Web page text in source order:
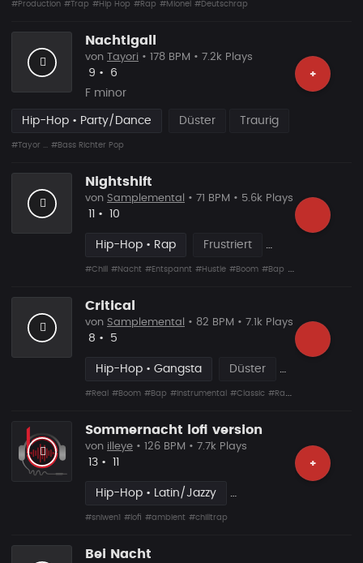
#Production #Trap #Hip Hop #Rap #Mionel #Deutschrap
Nachtigall
+
von Tayori • 178 BPM • 7.2k Plays
Likes
9 • Vorgeschlagen
6
F minor
Hip-Hop • Party/Dance Düster Traurig
#Tayor ... #Bass Richter Pop
Nightshift
von Samplemental • 71 BPM • 5.6k Plays
Likes
• Vorgeschlagen
10
Hip-Hop • Rap Frustriert
#Chill #Nacht #Entspannt #Hustle #Boom #Bap #Voice
Critical
von Samplemental • 82 BPM • 7.1k Plays
Likes
8 • Vorgeschlagen
5
Hip-Hop • Gangsta Düster
#Real #Boom #Bap #Instrumental #Classic #Rap
Sommernacht lofi version
+
von illeye • 126 BPM • 7.7k Plays
Likes
13 • Vorgeschlagen
Hip-Hop • Latin/Jazzy
#sniwen1 #lofi #ambient #chilltrap
Bei Nacht